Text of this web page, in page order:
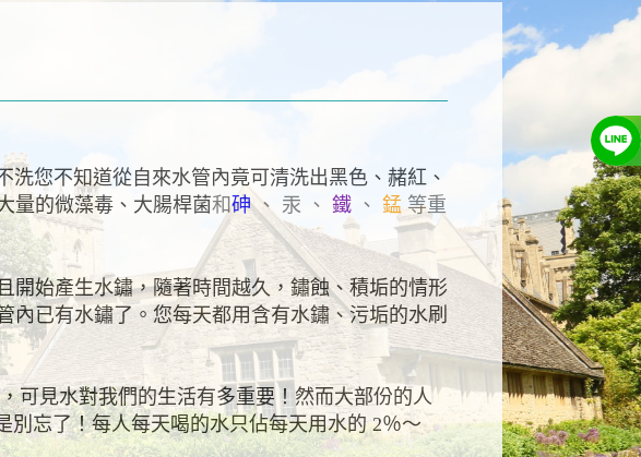
您不知道從自來水管內竟可清洗出黑色、赭紅、
量的微藻毒、大腸桿菌和砷、 汞 、 鐵 、 錳 等重
始產生水鏽，隨著時間越久，鏽蝕、積垢的情形
內已有水鏽了。您每天都用含有水鏽、污垢的水刷
見水對我們的生活有多重要！然而大部份的人
別忘了！每人每天喝的水只佔每天用水的2％～